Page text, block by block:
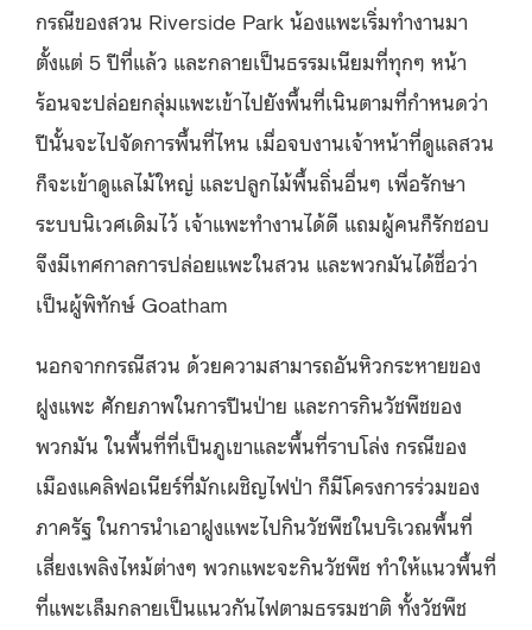
กรณีของสวน Riverside Park น้องแพะเริ่มทำงานมา
ตั้งแต่ 5 ปีที่แล้ว และกลายเป็นธรรมเนียมที่ทุกๆ หน้า
ร้อนจะปล่อยกลุ่มแพะเข้าไปยังพื้นที่เนินตามที่กำหนดว่า
ปีนั้นจะไปจัดการพื้นที่ไหน เมื่อจบงานเจ้าหน้าที่ดูแลสวน
ก็จะเข้าดูแลไม้ใหญ่ และปลูกไม้พื้นถิ่นอื่นๆ เพื่อรักษา
ระบบนิเวศเดิมไว้ เจ้าแพะทำงานได้ดี แถมผู้คนก็รักชอบ
จึงมีเทศกาลการปล่อยแพะในสวน และพวกมันได้ชื่อว่า
เป็นผู้พิทักษ์ Goatham
นอกจากกรณีสวน ด้วยความสามารถอันหิวกระหายของ
ฝูงแพะ ศักยภาพในการปีนป่าย และการกินวัชพืชของ
พวกมัน ในพื้นที่ที่เป็นภูเขาและพื้นที่ราบโล่ง กรณีของ
เมืองแคลิฟอเนียร์ที่มักเผชิญไฟป่า ก็มีโครงการร่วมของ
ภาครัฐ ในการนำเอาฝูงแพะไปกินวัชพืชในบริเวณพื้นที่
เสี่ยงเพลิงไหม้ต่างๆ พวกแพะจะกินวัชพืช ทำให้แนวพื้นที่
ที่แพะเล็มกลายเป็นแนวกันไฟตามธรรมชาติ ทั้งวัชพืช